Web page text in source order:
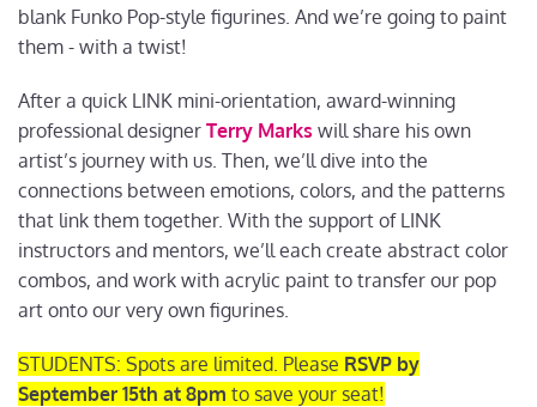
blank Funko Pop-style figurines. And we’re going to paint
them - with a twist!
After a quick LINK mini-orientation, award-winning
professional designer Terry Marks will share his own
artist’s journey with us. Then, we’ll dive into the
connections between emotions, colors, and the patterns
that link them together. With the support of LINK
instructors and mentors, we’ll each create abstract color
combos, and work with acrylic paint to transfer our pop
art onto our very own figurines.
STUDENTS: Spots are limited. Please RSVP by
September 15th at 8pm to save your seat!